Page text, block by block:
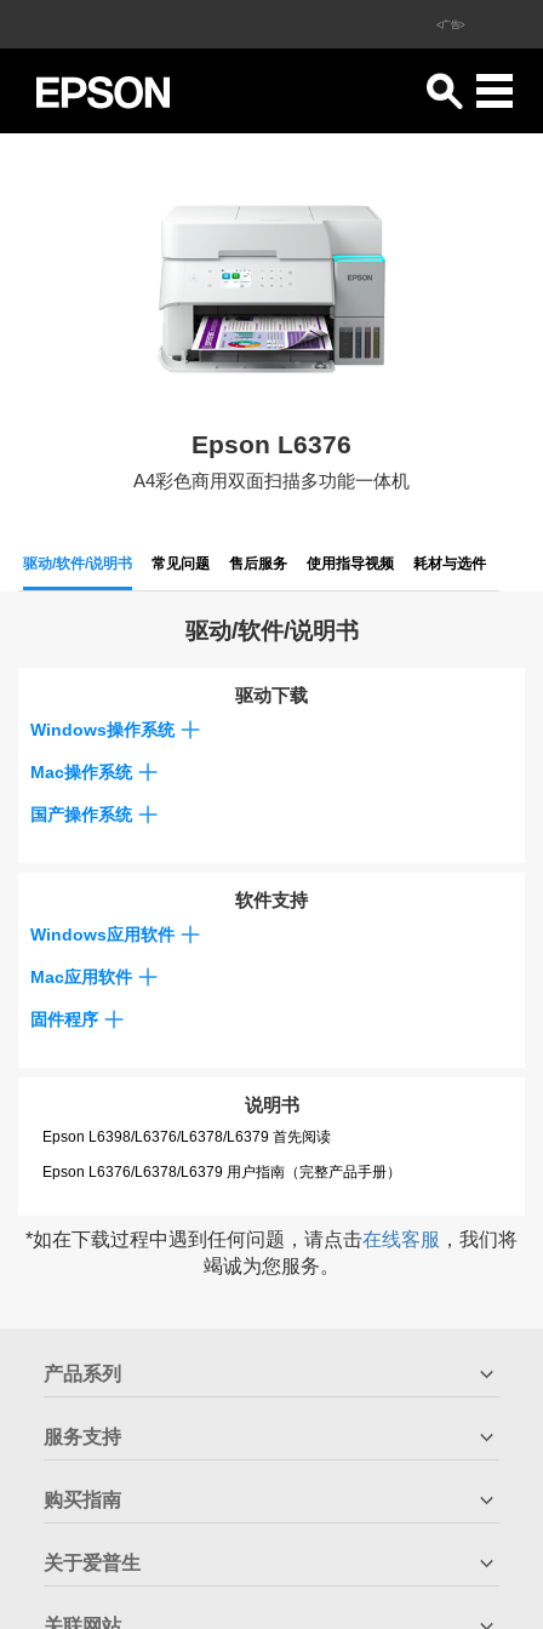
<广告>
Epson L6376
A4彩色商用双面扫描多功能一体机
驱动/软件/说明书 常见问题 售后服务 使用指导视频 耗材与选件
驱动/软件/说明书
驱动下载
Windows操作系统
Mac操作系统
国产操作系统
软件支持
Windows应用软件
Mac应用软件
固件程序
说明书
Epson L6398/L6376/L6378/L6379 首先阅读
Epson L6376/L6378/L6379 用户指南（完整产品手册）
*如在下载过程中遇到任何问题，请点击在线客服 ，我们将
竭诚为您服务。
产品系列
服务支持
购买指南
关于爱普生